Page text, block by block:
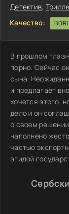
Детектив,
Качество:
В прошлом
порно. Сейчас
сына.
и предлагает
хочется этого,
дело и он
о своем
наполнено
частью
эгидой